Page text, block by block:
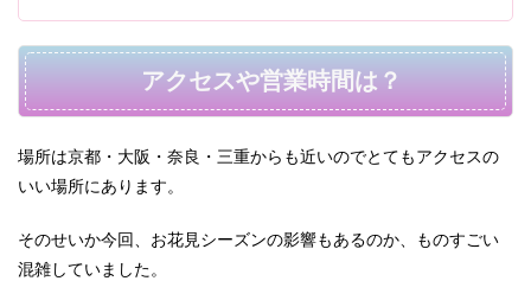
アクセスや営業時間は？
場所は京都・大阪・奈良・三重からも近いのでとてもアクセスの
いい場所にあります。
そのせいか今回、お花見シーズンの影響もあるのか、ものすごい
混雑していました。